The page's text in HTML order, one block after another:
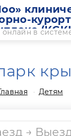
в
Детям